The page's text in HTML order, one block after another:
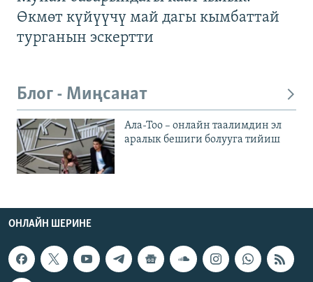
Өкмөт күйүүчү май дагы кымбаттай
турганын эскертти
Блог - Миңсанат
Ала-Тоо – онлайн таалимдин эл
аралык бешиги болууга тийиш
ОНЛАЙН ШЕРИНЕ